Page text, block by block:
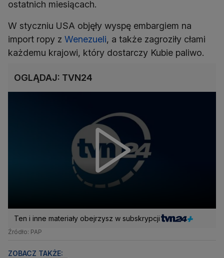
ostatnich miesiącach.
W styczniu USA objęły wyspę embargiem na
import ropy z Wenezueli, a także zagroziły cłami
każdemu krajowi, który dostarczy Kubie paliwo.
OGLĄDAJ: TVN24
Ten i inne materiały obejrzysz w subskrypcji
Źródło: PAP
ZOBACZ TAKŻE: